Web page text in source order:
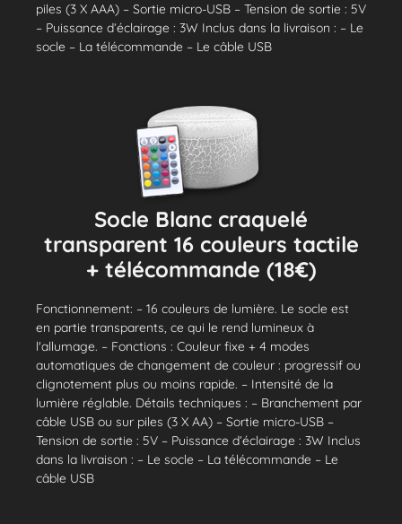
piles (3 X AAA) – Sortie micro-USB – Tension de sortie : 5V
– Puissance d’éclairage : 3W Inclus dans la livraison : – Le
socle – La télécommande – Le câble USB
Socle Blanc craquelé
transparent 16 couleurs tactile
+ télécommande (18€)
Fonctionnement: – 16 couleurs de lumière. Le socle est
en partie transparents, ce qui le rend lumineux à
l'allumage. – Fonctions : Couleur fixe + 4 modes
automatiques de changement de couleur : progressif ou
clignotement plus ou moins rapide. – Intensité de la
lumière réglable. Détails techniques : – Branchement par
câble USB ou sur piles (3 X AA) – Sortie micro-USB –
Tension de sortie : 5V – Puissance d’éclairage : 3W Inclus
dans la livraison : – Le socle – La télécommande – Le
câble USB